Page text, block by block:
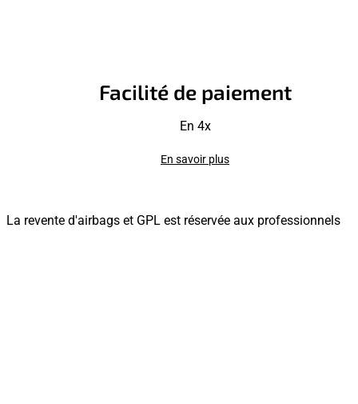
Facilité de paiement
En 4x
En savoir plus
La revente d'airbags et GPL est réservée aux professionnels